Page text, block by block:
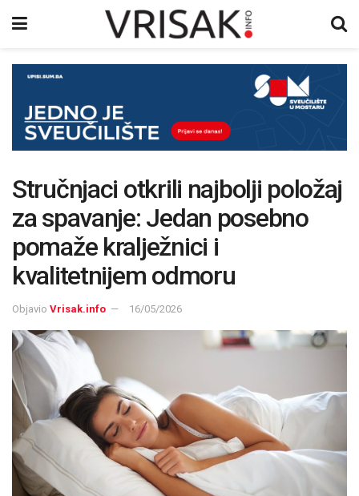
Stručnjaci otkrili najbolji položaj
za spavanje: Jedan posebno
pomaže kralježnici i
kvalitetnijem odmoru
Objavio Vrisak.info 16/05/2026